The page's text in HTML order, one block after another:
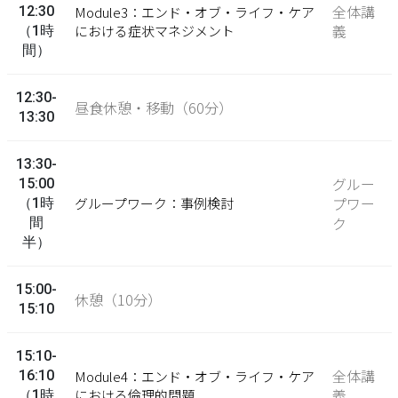
12:30
（1時
間）
Module3：エンド・オブ・ライフ・ケア
における症状マネジメント
全体講
義
12:30-
13:30
昼食休憩・移動（60分）
13:30-
15:00
（1時
間
半）
グループワーク：事例検討
グルー
プワー
ク
15:00-
15:10
休憩（10分）
15:10-
16:10
Module4：エンド・オブ・ライフ・ケア
全体講